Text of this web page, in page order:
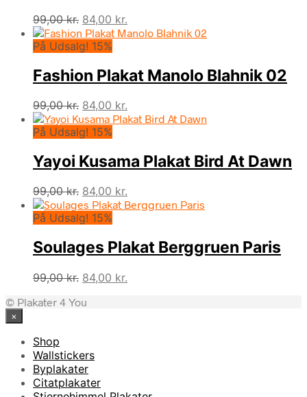
99,00kr. Den
oprindelige
pris
99,00 kr..
84,00 kr.
aktuelle
84,00 kr..
På Udsalg! 15%
Fashion Plakat Manolo Blahnik 02
99,00kr. Den
oprindelige
pris
99,00 kr..
84,00 kr.
aktuelle
84,00 kr..
På Udsalg! 15%
Yayoi Kusama Plakat Bird At Dawn
99,00kr. Den
oprindelige
pris
99,00 kr..
84,00 kr.
aktuelle
84,00 kr..
På Udsalg! 15%
Soulages Plakat Berggruen Paris
99,00kr. Den
pris
84,00 kr.
© Plakater 4 You
×
Shop
Wallstickers
Byplakater
Citatplakater